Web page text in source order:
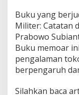
Buku yang
Militer: Catatan
Prabowo
Buku memoar
pengalaman
berpengaruh
Silahkan baca